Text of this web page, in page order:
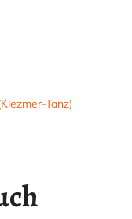
Tanz)